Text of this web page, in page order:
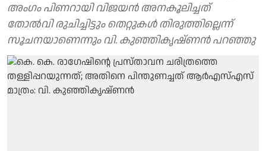
അംഗം പിണറായി വിജയന്‍ അനകൂലിച്ചത്
തോല്‍വി രുചിച്ചിട്ടും തെറ്റുകള്‍ തിരുത്തില്ലെന്ന്
സൂചനയാണെന്നും വി. കുഞ്ഞികൃഷ്ണന്‍ പറഞ്ഞു